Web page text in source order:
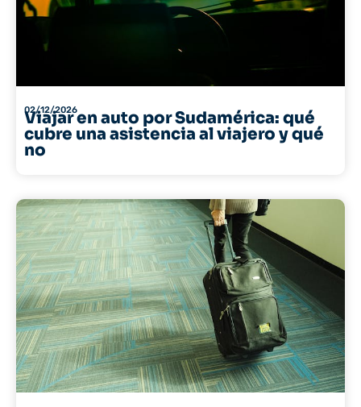
02/12/2026
Viajar en auto por Sudamérica: qué
cubre una asistencia al viajero y qué
no